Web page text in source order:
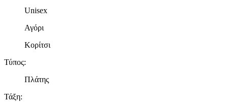
πληροφορίες σχετικά με την από μέρους σας χρήση της
δικτύωσης, διαφημίσεων και ανάλυσης.
Unisex
Αγόρι
Κορίτσι
Τύπος:
Πλάτης
Τάξη: